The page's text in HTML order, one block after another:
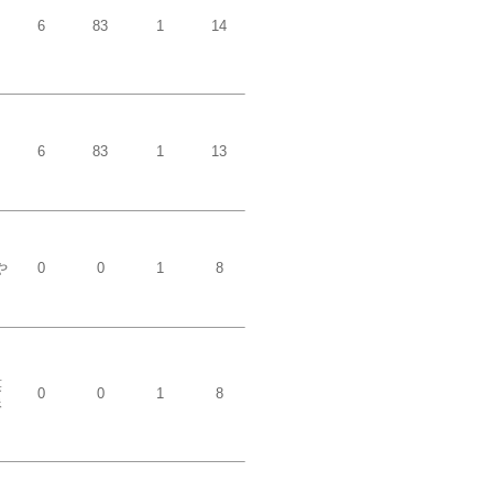
6 83 1 14
6 83 1 13
0 0 1 8
0 0 1 8